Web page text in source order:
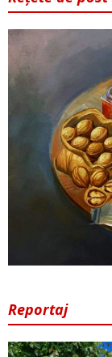
Reportaj